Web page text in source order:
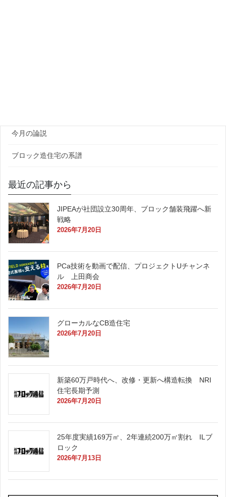
今月の論説
ブロック造住宅の系譜
最近の記事から
JIPEAが社団設立30周年、ブロック舗装飛躍へ新
戦略
2026年7月20日
PCa技術を動画で配信、プロジェクトUチャンネ
ル 上田商会
2026年7月20日
グローカルなCB造住宅
2026年7月20日
新築60万戸時代へ、改修・更新へ構造転換 NRI
住宅長期予測
2026年7月20日
25年度実績169万㎡、2年連続200万㎡割れ ILブ
ロック
2026年7月13日